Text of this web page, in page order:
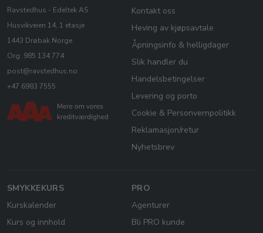
Ravstedhus - Edeltek AS
Husvikveien 14, 1 etasje
1443 Drøbak Norge
Org: 985 134 774
post@ravstedhus.no
+47 6983 7555
Kontakt oss
Heving av kjøpsavtale
Åpningsinfo & helligdager
Slik handler du
Handelsbetingelser
Levering og porto
Cookie & Personvernpolitikk
Reklamasjon/retur
Nyhetsbrev
SMYKKEKURS
Kurskalender
Kurs og innhold
PRO
Agenturer
Bli PRO kunde